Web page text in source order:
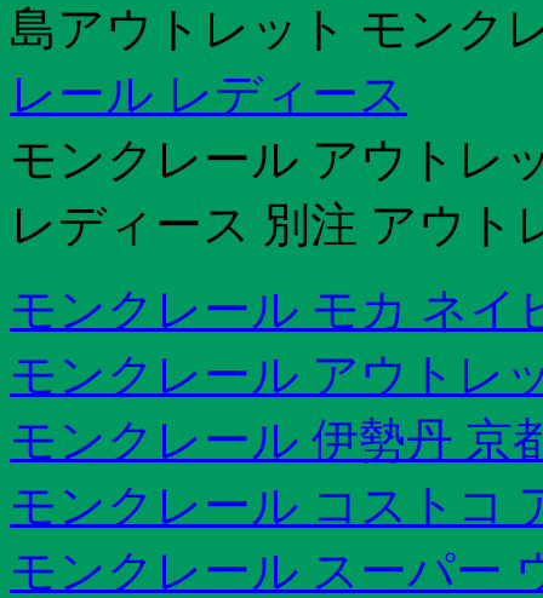
島アウトレット モンク
レール レディース
モンクレール アウトレ
レディース 別注 アウト
モンクレール モカ ネイ
モンクレール アウトレ
モンクレール 伊勢丹 京
モンクレール コストコ
モンクレール スーパー